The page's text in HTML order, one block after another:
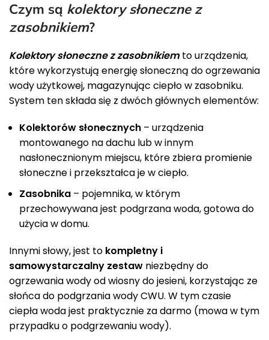
Czym są kolektory słoneczne z
zasobnikiem?
Kolektory słoneczne z zasobnikiemto urządzenia,
które wykorzystują energię słoneczną do ogrzewania
wody użytkowej, magazynując ciepło w zasobniku.
System ten składa się z dwóch głównych elementów:
Kolektorów słonecznych – urządzenia
montowanego na dachu lub w innym
nasłonecznionym miejscu, które zbiera promienie
słoneczne i przekształca je w ciepło.
Zasobnika – pojemnika, w którym
przechowywana jest podgrzana woda, gotowa do
użycia w domu.
Innymi słowy, jest to kompletny i
samowystarczalny zestaw niezbędny do
ogrzewania wody od wiosny do jesieni, korzystając ze
słońca do podgrzania wody CWU. W tym czasie
ciepła woda jest praktycznie za darmo (mowa w tym
przypadku o podgrzewaniu wody).